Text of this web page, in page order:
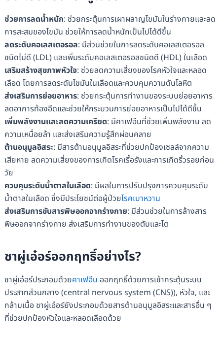
ช่วยการลดน้ำหนัก: ช่วยกระตุ้นการเผาผลาญไขมันในร่างกายและลด
การสะสมของไขมัน ช่วยให้การลดน้ำหนักเป็นไปได้ดีขึ้น
ลดระดับคอเลสเตอรอล: มีส่วนช่วยในการลดระดับคอเลสเตอรอล
ชนิดไม่ดี (LDL) และเพิ่มระดับคอเลสเตอรอลชนิดดี (HDL) ในเลือด
เสริมสร้างสุขภาพหัวใจ: ช่วยลดความเสี่ยงของโรคหัวใจและหลอด
เลือด โดยการลดระดับไขมันในเลือดและควบคุมความดันโลหิต
ส่งเสริมการย่อยอาหาร: ช่วยกระตุ้นการทำงานของระบบย่อยอาหาร
ลดอาการท้องอืดและช่วยให้กระบวนการย่อยอาหารเป็นไปได้ดีขึ้น
เพิ่มพลังงานและลดความเครียด: มีคาเฟอีนที่ช่วยเพิ่มพลังงาน ลด
ความเหนื่อยล้า และส่งเสริมความรู้สึกผ่อนคลาย
ต้านอนุมูลอิสระ: มีสารต้านอนุมูลอิสระที่ช่วยปกป้องเซลล์จากความ
เสียหาย ลดความเสี่ยงของการเกิดโรคเรื้อรังและการเกิดริ้วรอยก่อน
วัย
ควบคุมระดับน้ำตาลในเลือด: มีผลในการปรับปรุงการควบคุมระดับ
น้ำตาลในเลือด ซึ่งมีประโยชน์ต่อผู้ป่วยโรคเบาหวาน
ส่งเสริมการขับสารพิษออกจากร่างกาย: มีส่วนช่วยในการล้างสาร
พิษออกจากร่างกาย ส่งเสริมการทำงานของตับและไต
ชาผู่เอ๋อร์ออกฤทธิ์อย่างไร?
ชาผู่เอ๋อร์ประกอบด้วยคาเฟอีน ออกฤทธิ์ด้วยการเข้ากระตุ้นระบบ
ประสาทส่วนกลาง (central nervous system (CNS)), หัวใจ, และ
กล้ามเนื้อ ชาผู่เอ๋อร์ยังประกอบด้วยสารต้านอนุมูลอิสระและสารอื่น ๆ
ที่ช่วยปกป้องหัวใจและหลอดเลือดด้วย